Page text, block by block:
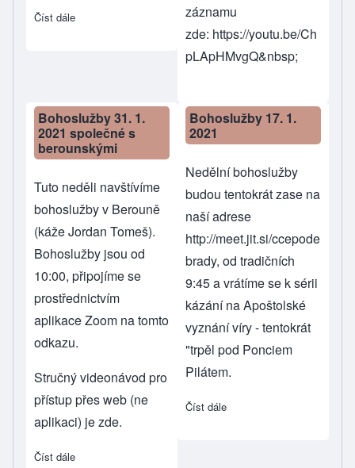
Číst dále about Bohoslužby 14. 2. 2021záznamu
zde: https://youtu.be/Ch
pLApHMvgQ&nbsp;
Bohoslužby 31. 1.
2021 společné s
berounskými
Tuto neděli navštívíme
bohoslužby v Berouně
(káže Jordan Tomeš).
Bohoslužby jsou od
10:00, připojíme se
prostřednictvím
aplikace Zoom na tomto
odkazu.
Stručný videonávod pro
přístup přes web (ne
aplikaci) jezde.
Číst dále
Bohoslužby 17. 1.
2021
Nedělní bohoslužby
budou tentokrát zase na
naší adrese
http://meet.jit.si/ccepode
brady, od tradičních
9:45 a vrátíme se k sérii
kázání na Apoštolské
vyznání víry - tentokrát
"trpěl pod Ponciem
Pilátem.
Číst dále